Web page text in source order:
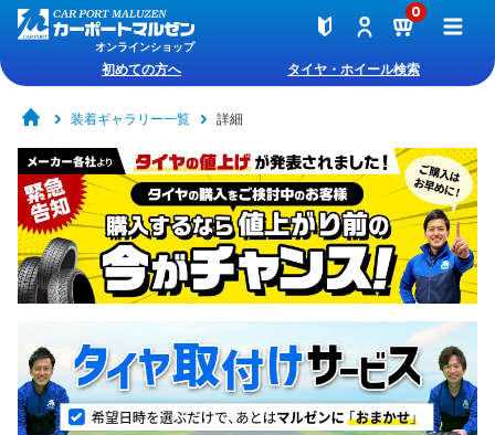
オンラインショップ
0
初めての方へ タイヤ・ホイール検索
装着ギャラリー一覧 詳細